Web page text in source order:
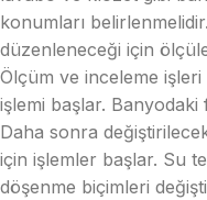
konumları
düzenleneceği için
Ölçüm ve inceleme işleri
işlemi başlar. Banyodaki
Daha sonra
için işlemler başlar. Su
döşenme biçimleri